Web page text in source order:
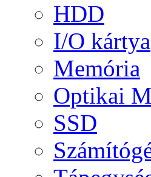
HDD
I/O kártya
Memória
Optikai
SSD